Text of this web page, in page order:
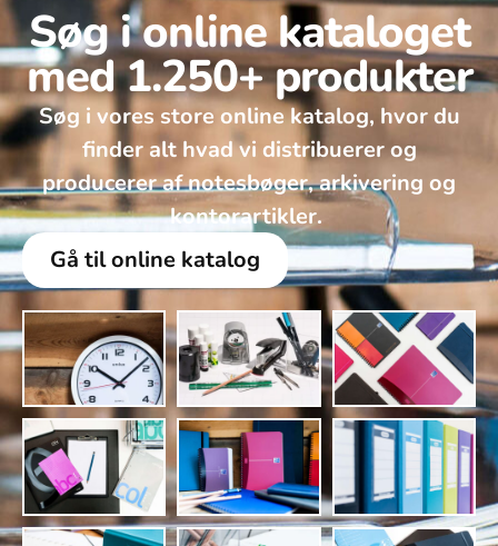
Søg i online kataloget
med 1.250+ produkter
Søg i vores store online katalog, hvor du
finder alt hvad vi distribuerer og
producerer af notesbøger, arkivering og
kontorartikler. ​
Gå til online katalog